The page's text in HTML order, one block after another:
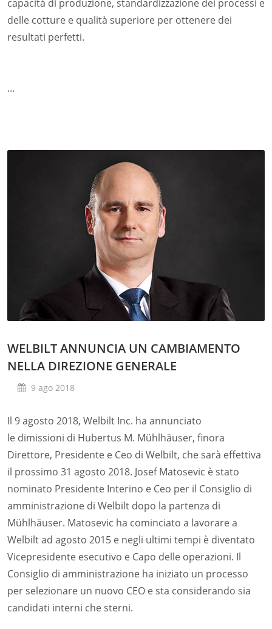
capacità di produzione, standardizzazione dei processi e
delle cotture e qualità superiore per ottenere dei
resultati perfetti.
...
WELBILT ANNUNCIA UN CAMBIAMENTO
NELLA DIREZIONE GENERALE
9 ago 2018
Il 9 agosto 2018, Welbilt Inc. ha annunciato
le dimissioni di Hubertus M. Mühlhäuser, finora
Direttore, Presidente e Ceo di Welbilt, che sarà effettiva
il prossimo 31 agosto 2018. Josef Matosevic è stato
nominato Presidente Interino e Ceo per il Consiglio di
amministrazione di Welbilt dopo la partenza di
Mühlhäuser. Matosevic ha cominciato a lavorare a
Welbilt ad agosto 2015 e negli ultimi tempi è diventato
Vicepresidente esecutivo e Capo delle operazioni. Il
Consiglio di amministrazione ha iniziato un processo
per selezionare un nuovo CEO e sta considerando sia
candidati interni che sterni.